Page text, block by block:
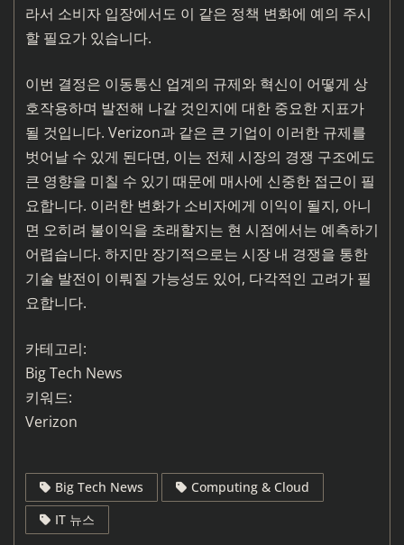
라서 소비자 입장에서도 이 같은 정책 변화에 예의 주시
할 필요가 있습니다.
이번 결정은 이동통신 업계의 규제와 혁신이 어떻게 상
호작용하며 발전해 나갈 것인지에 대한 중요한 지표가
될 것입니다. Verizon과 같은 큰 기업이 이러한 규제를
벗어날 수 있게 된다면, 이는 전체 시장의 경쟁 구조에도
큰 영향을 미칠 수 있기 때문에 매사에 신중한 접근이 필
요합니다. 이러한 변화가 소비자에게 이익이 될지, 아니
면 오히려 불이익을 초래할지는 현 시점에서는 예측하기
어렵습니다. 하지만 장기적으로는 시장 내 경쟁을 통한
기술 발전이 이뤄질 가능성도 있어, 다각적인 고려가 필
요합니다.
카테고리:
Big Tech News
키워드:
Verizon
Big Tech News
Computing & Cloud
IT 뉴스